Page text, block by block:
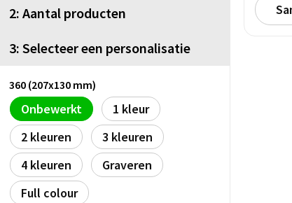
2: Aantal producten
3: Selecteer een personalisatie
360 (207x130 mm)
Onbewerkt
1
2
3
4
Graveren
Full colour